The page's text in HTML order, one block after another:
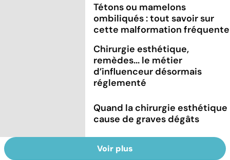
Tétons ou mamelons
ombiliqués : tout savoir sur
cette malformation fréquente
Chirurgie esthétique,
remèdes... le métier
d’influenceur désormais
réglementé
Quand la chirurgie esthétique
cause de graves dégâts
Voir plus